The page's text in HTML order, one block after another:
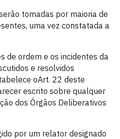
tomadas por maioria de
uma vez constatada a
de ordem e os incidentes da
e resolvidos
oArt. 22 deste
escrito sobre qualquer
dos Órgãos Deliberativos
por um relator designado